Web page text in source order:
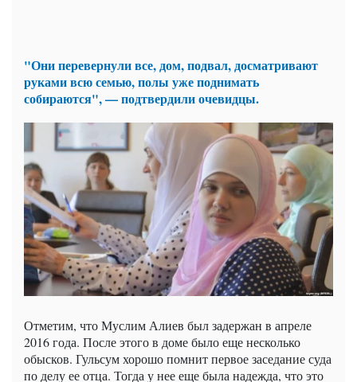
"Они перевернули все, дом, подвал, досматривают
руками всю семью, полы уже поднимать
собираются", — подтвердили очевидцы.
Отметим, что Муслим Алиев был задержан в апреле
2016 года. После этого в доме было еще несколько
обысков. Гульсум хорошо помнит первое заседание суда
по делу ее отца. Тогда у нее еще была надежда, что это